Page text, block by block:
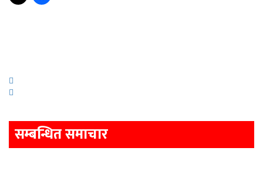
Post
navigation
सम्बन्धित समाचार